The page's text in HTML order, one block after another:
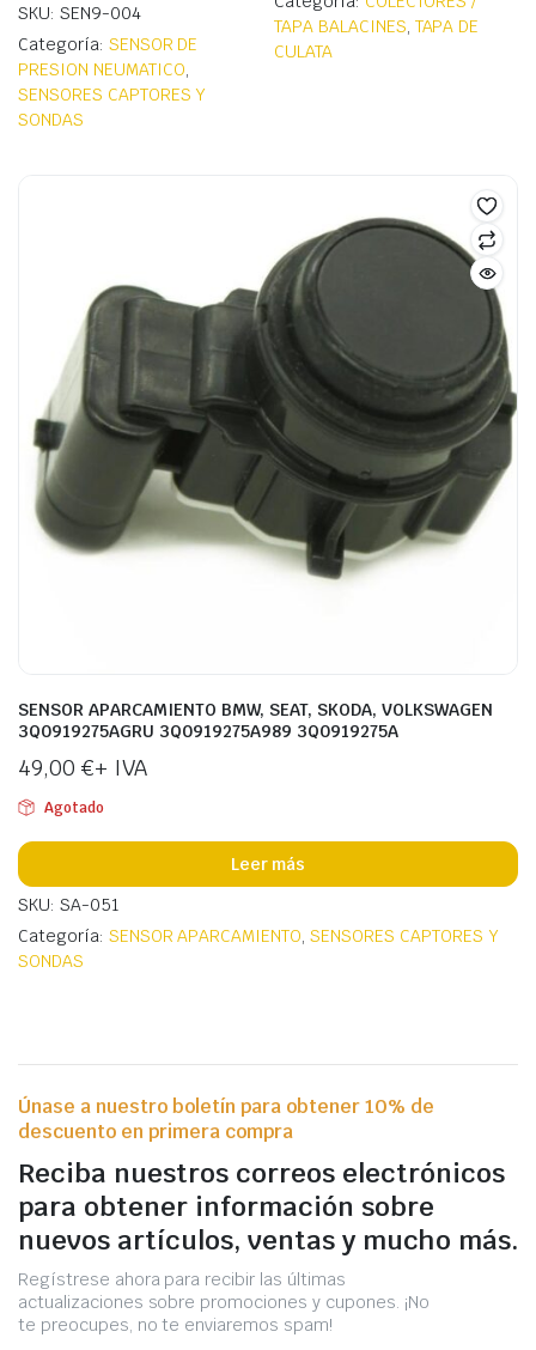
SKU: SEN9-004
Categoría: SENSOR DE
PRESION NEUMATICO,
SENSORES CAPTORES Y
SONDAS
TAPA BALACINES, TAPA DE
CULATA
SENSOR APARCAMIENTO BMW, SEAT, SKODA, VOLKSWAGEN
3Q0919275AGRU 3Q0919275A989 3Q0919275A
49,00 €+ IVA
Agotado
Leer más
SKU: SA-051
Categoría: SENSOR APARCAMIENTO,SENSORES CAPTORES Y
SONDAS
Únase a nuestro boletín para obtener 10% de
descuento en primera compra
Reciba nuestros correos electrónicos
para obtener información sobre
nuevos artículos, ventas y mucho más.
Regístrese ahora para recibir las últimas
actualizaciones sobre promociones y cupones. ¡No
te preocupes, no te enviaremos spam!